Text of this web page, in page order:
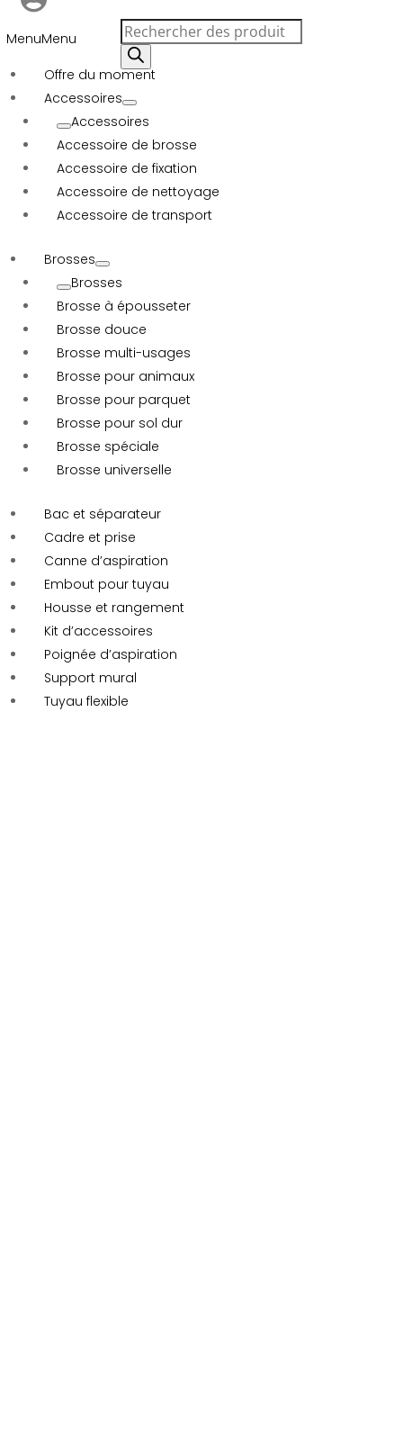
MenuMenu
Offre du moment
Accessoires
Accessoires
Accessoire de brosse
Accessoire de fixation
Accessoire de nettoyage
Accessoire de transport
Brosses
Brosses
Brosse à épousseter
Brosse douce
Brosse multi-usages
Brosse pour animaux
Brosse pour parquet
Brosse pour sol dur
Brosse spéciale
Brosse universelle
Bac et séparateur
Cadre et prise
Canne d’aspiration
Embout pour tuyau
Housse et rangement
Kit d’accessoires
Poignée d’aspiration
Support mural
Tuyau flexible
Recherche
de
produits